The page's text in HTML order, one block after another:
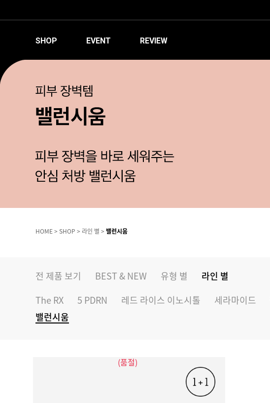
SHOP EVENT REVIEW
HOME> SHOP > 라인 별 > 밸런시움
전 제품 보기 BEST & NEW 유형 별
라인 별
The RX
5 PDRN 레드 라이스 이노시톨 세라마이드
밸런시움
(품절)